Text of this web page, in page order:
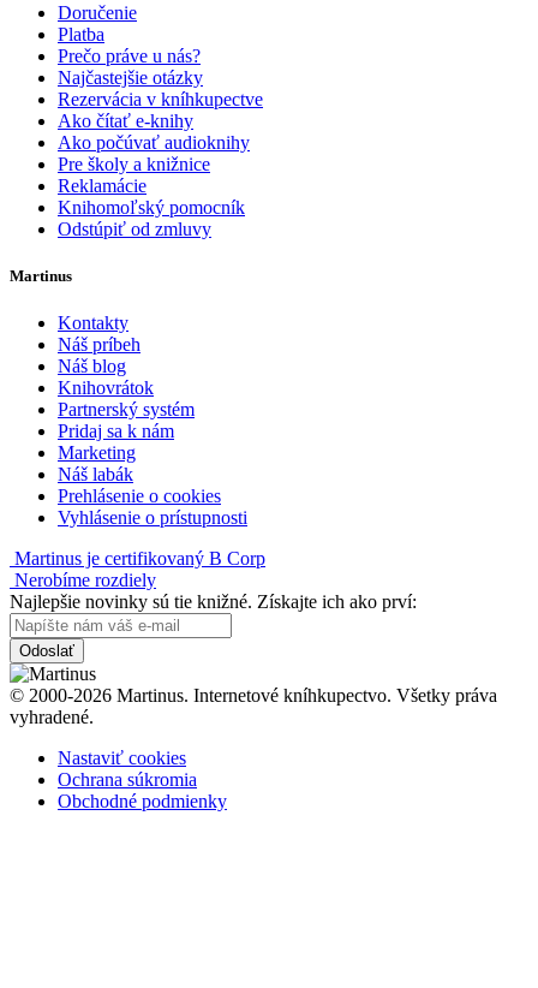
Doručenie
Platba
Prečo práve u nás?
Najčastejšie otázky
Rezervácia v kníhkupectve
Ako čítať e-knihy
Ako počúvať audioknihy
Pre školy a knižnice
Reklamácie
Knihomoľský pomocník
Odstúpiť od zmluvy
Martinus
Kontakty
Náš príbeh
Náš blog
Knihovrátok
Partnerský systém
Pridaj sa k nám
Marketing
Náš labák
Prehlásenie o cookies
Vyhlásenie o prístupnosti
Martinus je certifikovaný B Corp
Nerobíme rozdiely
Najlepšie novinky sú tie knižné. Získajte ich ako prví:
Odoslať
© 2000-2026 Martinus. Internetové kníhkupectvo. Všetky práva
vyhradené.
Nastaviť cookies
Ochrana súkromia
Obchodné podmienky